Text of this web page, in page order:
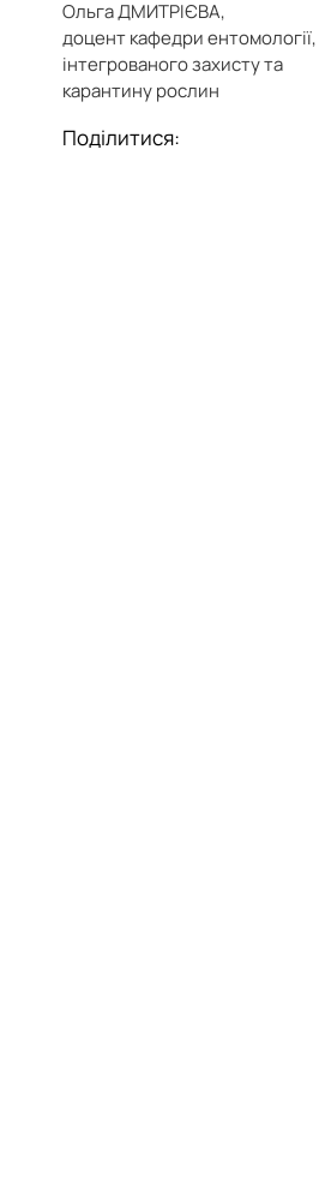
Ольга ДМИТРІЄВА,
доцент кафедри ентомології,
інтегрованого захисту та
карантину рослин
Поділитися: